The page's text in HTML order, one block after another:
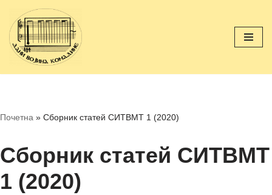
Перейти
к
содержимому
Почетна » Сборник статей СИТВМТ 1 (2020)
Сборник статей СИТВМТ
1 (2020)